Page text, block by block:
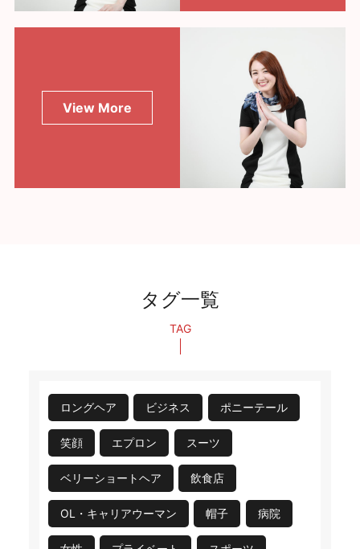
View More
タグ一覧
TAG
ロングヘア ビジネス ポニーテール
笑顔 エプロン スーツ
ベリーショートヘア 飲食店
OL・キャリアウーマン 帽子 病院